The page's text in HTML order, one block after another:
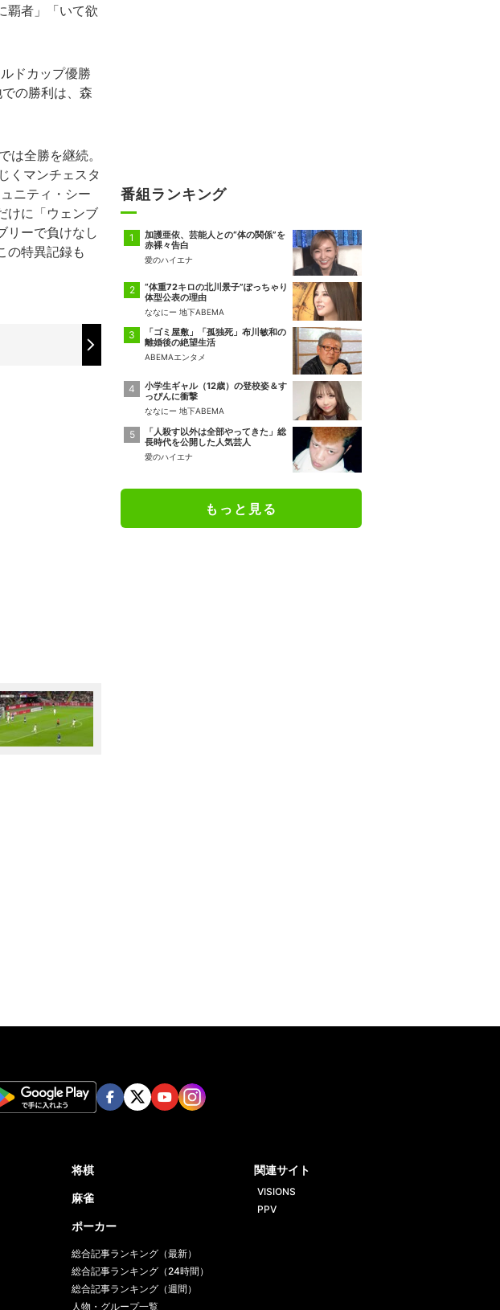
覇者」「いて欲
ドカップ優勝
の勝利は、森
全勝を継続。
くマンチェスタ
ニティ・シー
けに「ウェンブ
リーで負けなし
の特異記録も
番組ランキング
加護亜依、芸能人との“体の関係”を
赤裸々告白
愛のハイエナ
“体重72キロの北川景子”ぽっちゃり
体型公表の理由
ななにー 地下ABEMA
「ゴミ屋敷」「孤独死」布川敏和の
離婚後の絶望生活
ABEMAエンタメ
小学生ギャル（12歳）の登校姿＆す
っぴんに衝撃
ななにー 地下ABEMA
「人殺す以外は全部やってきた」総
長時代を公開した人気芸人
愛のハイエナ
もっと見る
将棋
麻雀
ポーカー
総合記事ランキング（最新）
総合記事ランキング（24時間）
総合記事ランキング（週間）
人物・グループ一覧
関連サイト
VISIONS
PPV